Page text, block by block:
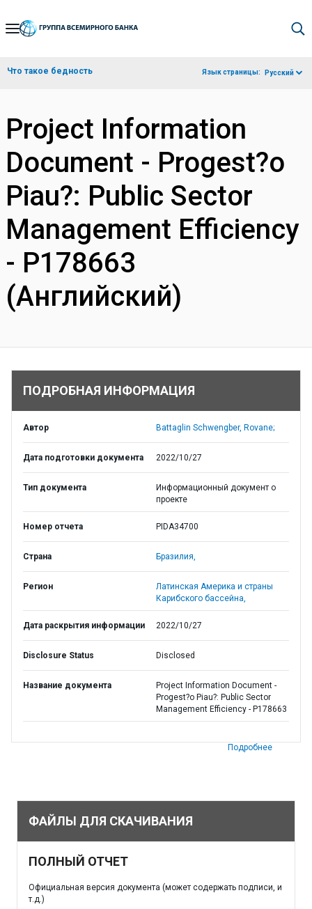
Skip
Navigation
Что такое бедность Язык страницы: Русский
Project Information
Document - Progest?o
Piau?: Public Sector
Management Efficiency
- P178663
(Английский)
ПОДРОБНАЯ ИНФОРМАЦИЯ
Автор Battaglin Schwengber, Rovane;
Дата подготовки документа 2022/10/27
Тип документа
Информационный документ о
проекте
Номер отчета PIDA34700
Страна Бразилия,
Регион
Латинская Америка и страны
Карибского бассейна,
Дата раскрытия информации 2022/10/27
Disclosure Status Disclosed
Название документа
Project Information Document -
Progest?o Piau?: Public Sector
Management Efficiency - P178663
Подробнее
ФАЙЛЫ ДЛЯ СКАЧИВАНИЯ
ПОЛНЫЙ ОТЧЕТ
Официальная версия документа (может содержать подписи, и
т.д.)